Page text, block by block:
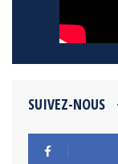
SUIVEZ-NOUS